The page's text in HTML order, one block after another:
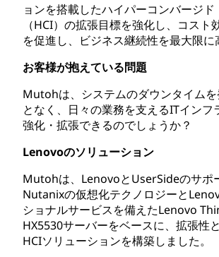
ョンを搭載したハイパーコンバージド
（HCI）の拡張目標を強化し、コスト
を促進し、ビジネス継続性を最大限に
お客様が抱えている問題
Mutohは、システムのダウンタイムを
となく、日々の業務を支えるITインフ
強化・拡張できるのでしょうか？
Lenovoのソリューション
Mutohは、LenovoとUserSideのサポ
Nutanixの仮想化テクノロジーと
ショナルサービスを備えたLenovo
HX5530サーバーをベースに、拡張性
HCIソリューションを構築しました。